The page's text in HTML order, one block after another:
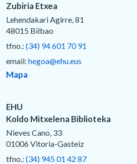
Zubiria Etxea
Lehendakari Agirre, 81
48015 Bilbao
tfno.: (34) 94 601 70 91
email: hegoa@ehu.eus
Mapa
EHU
Koldo Mitxelena Biblioteka
Nieves Cano, 33
01006 Vitoria-Gasteiz
tfno.: (34) 945 01 42 87